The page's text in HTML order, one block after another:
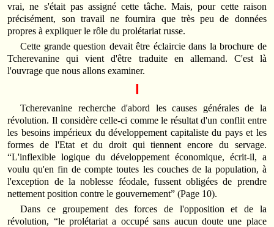
vrai, ne s'était pas assigné cette tâche. Mais, pour cette raison
précisément, son travail ne fournira que très peu de données
propres à expliquer le rôle du prolétariat russe.
Cette grande question devait être éclaircie dans la brochure de
Tcherevanine qui vient d'être traduite en allemand. C'est là
l'ouvrage que nous allons examiner.
I
Tcherevanine recherche d'abord les causes générales de la
révolution. Il considère celle‑ci comme le résultat d'un conflit entre
les besoins impérieux du développement capitaliste du pays et les
formes de l'Etat et du droit qui tiennent encore du servage.
“L'inflexible logique du développement économique, écrit‑il, a
voulu qu'en fin de compte toutes les couches de la population, à
l'exception de la noblesse féodale, fussent obligées de prendre
nettement position contre le gouvernement” (Page 10).
Dans ce groupement des forces de l'opposition et de la
révolution, “le prolétariat a occupé sans aucun doute une place